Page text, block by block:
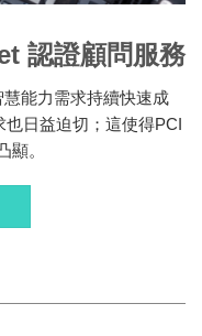
認證顧問服務
能力需求持續快速成
日益迫切；這使得PCI
顯。